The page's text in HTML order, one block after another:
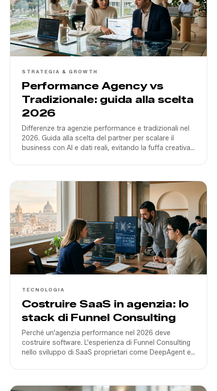
STRATEGIA & GROWTH
Performance Agency vs
Tradizionale: guida alla scelta
2026
Differenze tra agenzie performance e tradizionali nel
2026. Guida alla scelta del partner per scalare il
business con AI e dati reali, evitando la fuffa creativa
TECNOLOGIA
Costruire SaaS in agenzia: lo
stack di Funnel Consulting
Perché un'agenzia performance nel 2026 deve
costruire software. L'esperienza di Funnel Consulting
nello sviluppo di SaaS proprietari come DeepAgent e